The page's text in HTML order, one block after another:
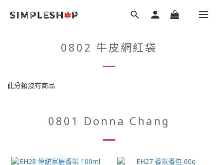
0802 牛皮網紅袋
此分類沒有商品
0801 Donna Chang